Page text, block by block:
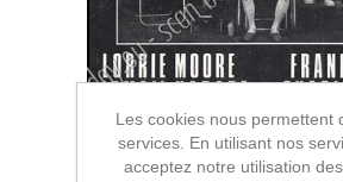
Les cookies nous permettent
services. En utilisant nos
acceptez notre utilisation